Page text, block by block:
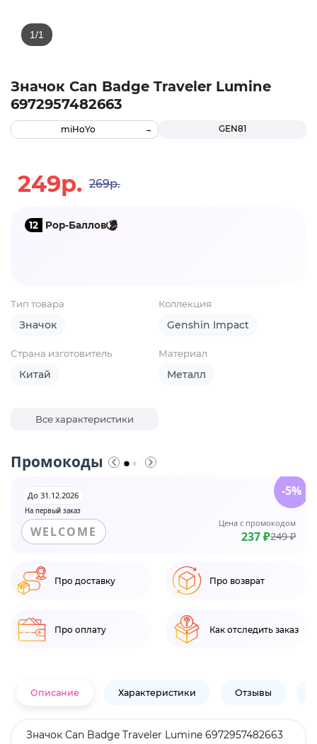
Значок Can Badge Traveler Lumine
6972957482663
GEN81
miHoYo
249р. 269р.
12 Pop-Баллов
Тип товара
Значок
Коллекция
Genshin Impact
Страна изготовитель
Китай
Материал
Металл
Все характеристики
Промокоды
На первый заказ
До 31.12.2026
WELCOME
Цена с промокодом
237 ₽249 ₽
-5%
Про доставку Про возврат
Про оплату Как отследить заказ
Описание Характеристики Отзывы
Значок Can Badge Traveler Lumine 6972957482663